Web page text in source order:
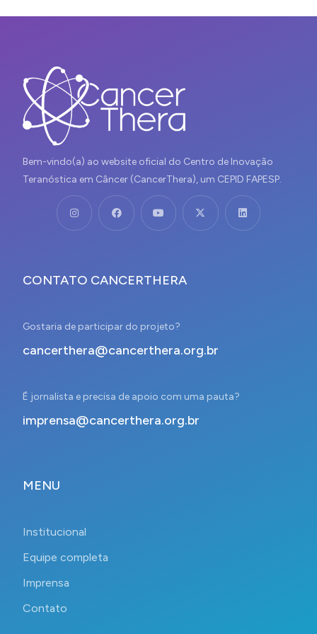
Bem-vindo(a) ao website oficial do Centro de Inovação
Teranóstica em Câncer (CancerThera), um CEPID FAPESP.
CONTATO CANCERTHERA
Gostaria de participar do projeto?
cancerthera@cancerthera.org.br
É jornalista e precisa de apoio com uma pauta?
imprensa@cancerthera.org.br
MENU
Institucional
Equipe completa
Imprensa
Contato